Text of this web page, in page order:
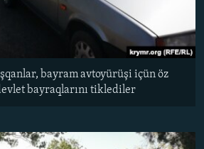
bayram avtoyürüşi içün öz
bayraqlarını tiklediler